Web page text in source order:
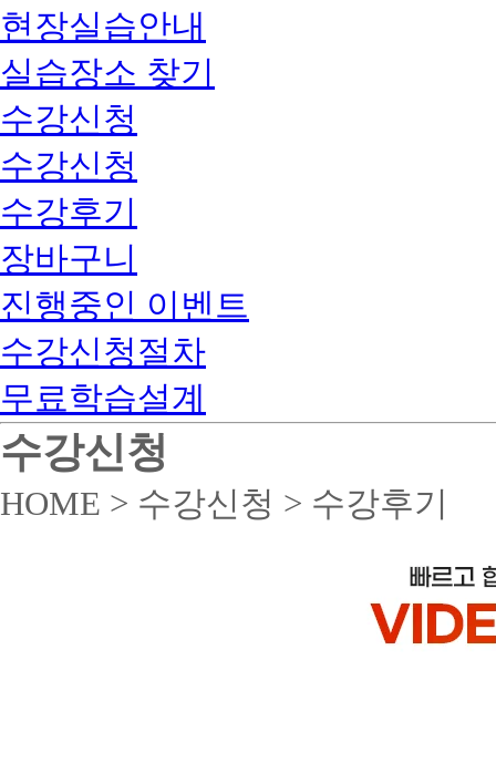
현장실습안내
실습장소 찾기
수강신청
수강신청
수강후기
장바구니
진행중인 이벤트
수강신청절차
무료학습설계
수강신청
HOME > 수강신청 > 수강후기